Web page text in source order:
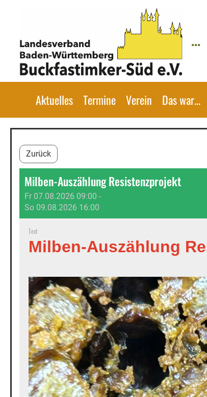
...
Aktuelles Termine Verein Das war...
Zurück
Milben-Auszählung Resistenzprojekt
Fr 07.08.2026 09:00 -
So 09.08.2026 16:00
Text
Milben-Auszählung